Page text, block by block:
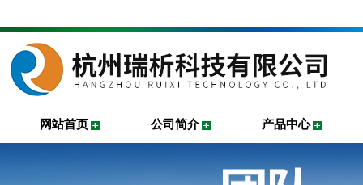
网站首页 公司简介 产品中心